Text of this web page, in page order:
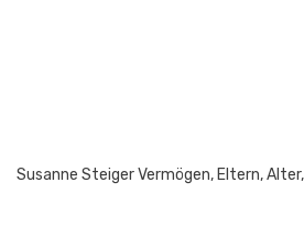
Susanne Steiger Vermögen, Eltern,